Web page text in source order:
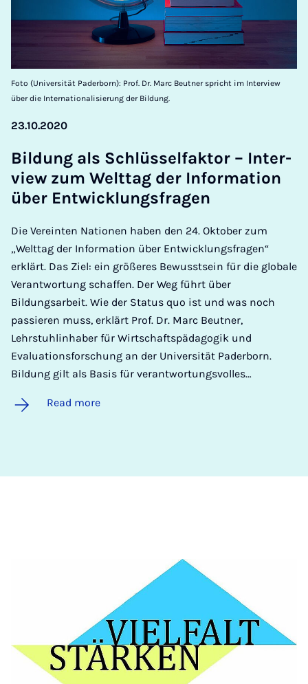
Foto (Universität Paderborn): Prof. Dr. Marc Beutner spricht im Interview
über die Internationalisierung der Bildung.
23.10.2020
Bildung als Schlüs­sel­fak­t­or – In­ter­
view zum Welt­tag der In­form­a­tion
über En­twicklungs­fra­gen
Die Vereinten Nationen haben den 24. Oktober zum
„Welttag der Information über Entwicklungsfragen“
erklärt. Das Ziel: ein größeres Bewusstsein für die globale
Verantwortung schaffen. Der Weg führt über
Bildungsarbeit. Wie der Status quo ist und was noch
passieren muss, erklärt Prof. Dr. Marc Beutner,
Lehrstuhlinhaber für Wirtschaftspädagogik und
Evaluationsforschung an der Universität Paderborn.
Bildung gilt als Basis für verantwortungsvolles…
Read more